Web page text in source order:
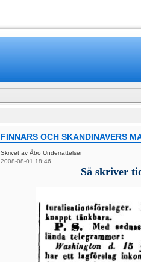
FINNARS OCH SKANDINAVERS
Skrivet av Åbo Underrättelser
2008-08-01 18:46
Så skriver